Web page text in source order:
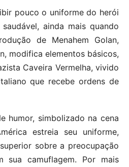
pouco o uniforme do herói
ainda mais quando
de Menahem Golan,
modifica elementos básicos,
Caveira Vermelha, vivido
que recebe ordens de
humor, simbolizado na cena
estreia seu uniforme,
sobre a preocupação
sua camuflagem. Por mais